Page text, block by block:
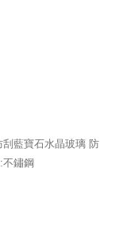
藍寶石水晶玻璃 防
鏽鋼